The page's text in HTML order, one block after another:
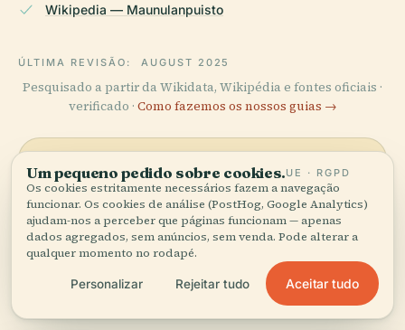
Wikipedia — Maunulanpuisto
ÚLTIMA REVISÃO: AUGUST 2025
Pesquisado a partir da Wikidata, Wikipédia e fontes oficiais ·
verificado · Como fazemos os nossos guias →
Explore a zona
Veja Maunulanpuisto no
mapa e descubra o que há
por perto.
Ver mapa
Um pequeno pedido sobre cookies.UE · RGPD
Os cookies estritamente necessários fazem a navegação
funcionar. Os cookies de análise (PostHog, Google Analytics)
ajudam-nos a perceber que páginas funcionam — apenas
dados agregados, sem anúncios, sem venda. Pode alterar a
qualquer momento no rodapé.
Personalizar Rejeitar tudo Aceitar tudo